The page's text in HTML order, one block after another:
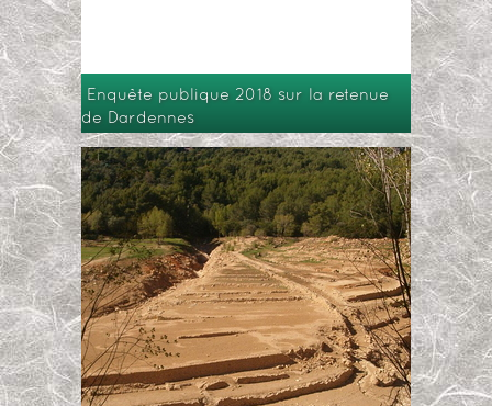
Enquête publique 2018 sur la retenue
de Dardennes